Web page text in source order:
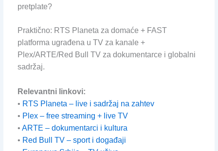
pretplate?
Praktično: RTS Planeta za domaće + FAST
platforma ugrađena u TV za kanale +
Plex/ARTE/Red Bull TV za dokumentarce i globalni
sadržaj.
Relevantni linkovi:
• RTS Planeta – live i sadržaj na zahtev
• Plex – free streaming + live TV
• ARTE – dokumentarci i kultura
• Red Bull TV – sport i događaji